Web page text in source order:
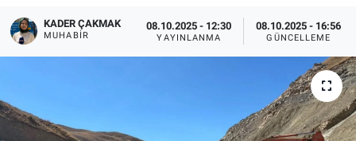
KADER ÇAKMAK
MUHABİR
08.10.2025 - 12:30
YAYINLANMA
08.10.2025 - 16:56
GÜNCELLEME
Haber Arşivi